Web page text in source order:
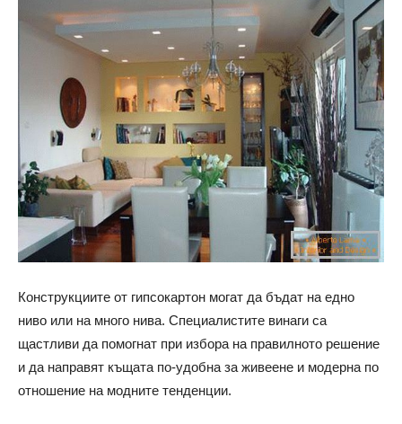
Конструкциите от гипсокартон могат да бъдат на едно
ниво или на много нива. Специалистите винаги са
щастливи да помогнат при избора на правилното решение
и да направят къщата по-удобна за живеене и модерна по
отношение на модните тенденции.